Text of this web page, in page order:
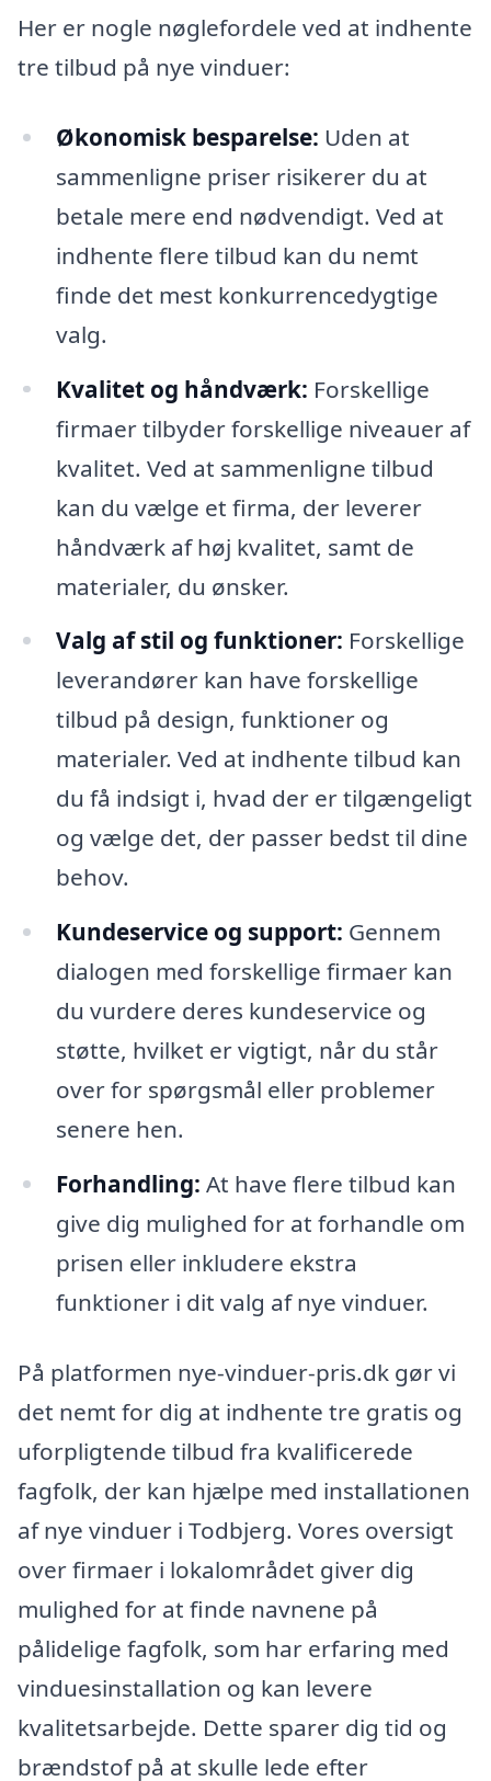
Her er nogle nøglefordele ved at indhente
tre tilbud på nye vinduer:
Økonomisk besparelse: Uden at
sammenligne priser risikerer du at
betale mere end nødvendigt. Ved at
indhente flere tilbud kan du nemt
finde det mest konkurrencedygtige
valg.
Kvalitet og håndværk: Forskellige
firmaer tilbyder forskellige niveauer af
kvalitet. Ved at sammenligne tilbud
kan du vælge et firma, der leverer
håndværk af høj kvalitet, samt de
materialer, du ønsker.
Valg af stil og funktioner: Forskellige
leverandører kan have forskellige
tilbud på design, funktioner og
materialer. Ved at indhente tilbud kan
du få indsigt i, hvad der er tilgængeligt
og vælge det, der passer bedst til dine
behov.
Kundeservice og support: Gennem
dialogen med forskellige firmaer kan
du vurdere deres kundeservice og
støtte, hvilket er vigtigt, når du står
over for spørgsmål eller problemer
senere hen.
Forhandling: At have flere tilbud kan
give dig mulighed for at forhandle om
prisen eller inkludere ekstra
funktioner i dit valg af nye vinduer.
På platformen nye-vinduer-pris.dk gør vi
det nemt for dig at indhente tre gratis og
uforpligtende tilbud fra kvalificerede
fagfolk, der kan hjælpe med installationen
af nye vinduer i Todbjerg. Vores oversigt
over firmaer i lokalområdet giver dig
mulighed for at finde navnene på
pålidelige fagfolk, som har erfaring med
vinduesinstallation og kan levere
kvalitetsarbejde. Dette sparer dig tid og
brændstof på at skulle lede efter